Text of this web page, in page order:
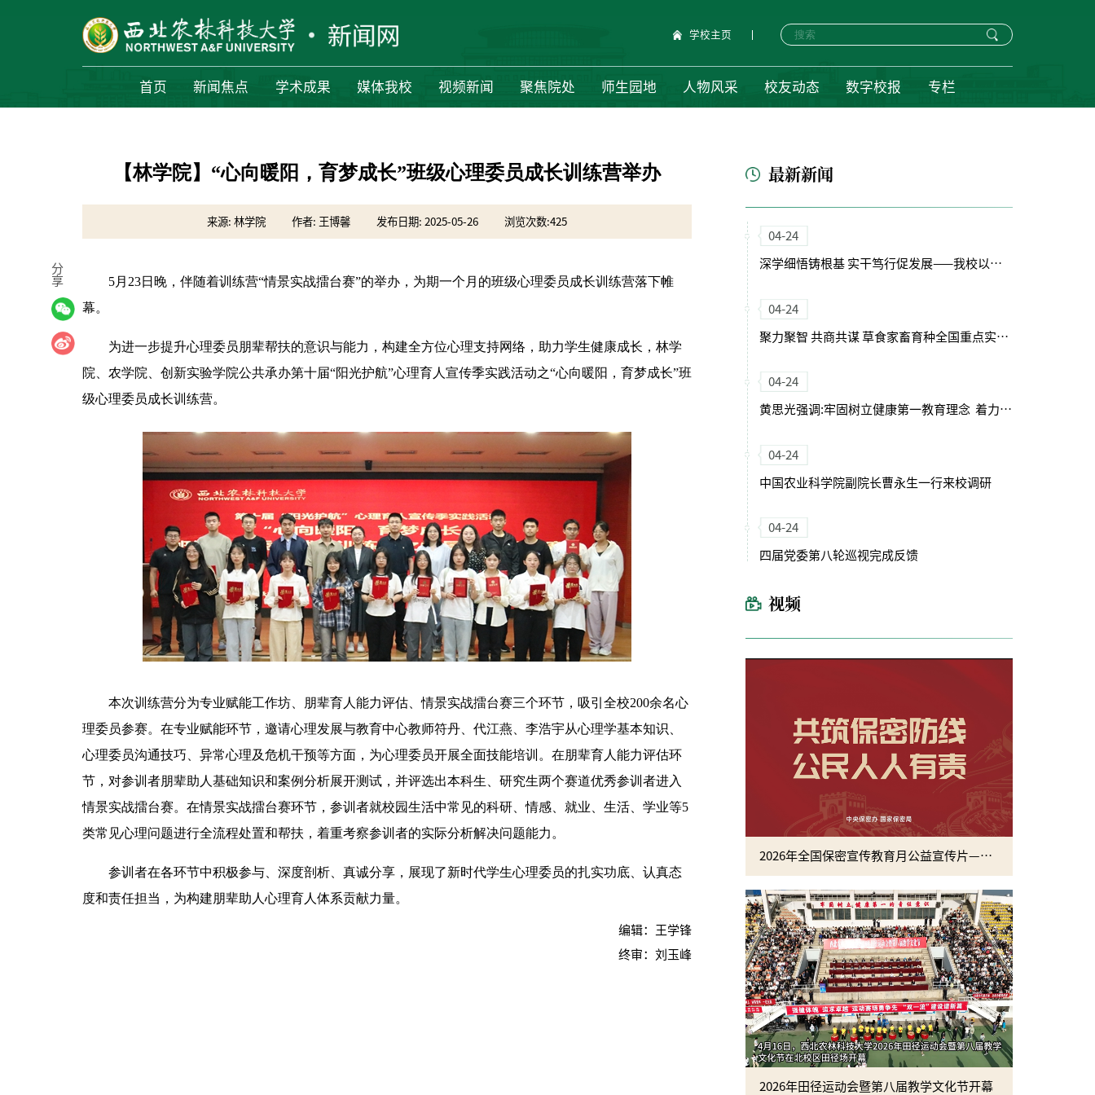
学校主页
首页 新闻焦点 学术成果 媒体我校 视频新闻 聚焦院处 师生园地 人物风采 校友动态 数字校报 专栏
【林学院】“心向暖阳，育梦成长”班级心理委员成长训练营举办
来源: 林学院 作者: 王博馨 发布日期: 2025-05-26 浏览次数:425
5月23日晚，伴随着训练营“情景实战擂台赛”的举办，为期一个月的班级心理委员成长训练营落下帷
幕。
为进一步提升心理委员朋辈帮扶的意识与能力，构建全方位心理支持网络，助力学生健康成长，林学
院、农学院、创新实验学院公共承办第十届“阳光护航”心理育人宣传季实践活动之“心向暖阳，育梦成长”班
级心理委员成长训练营。
本次训练营分为专业赋能工作坊、朋辈育人能力评估、情景实战擂台赛三个环节，吸引全校200余名心
理委员参赛。在专业赋能环节，邀请心理发展与教育中心教师符丹、代江燕、李浩宇从心理学基本知识、
心理委员沟通技巧、异常心理及危机干预等方面，为心理委员开展全面技能培训。在朋辈育人能力评估环
节，对参训者朋辈助人基础知识和案例分析展开测试，并评选出本科生、研究生两个赛道优秀参训者进入
情景实战擂台赛。在情景实战擂台赛环节，参训者就校园生活中常见的科研、情感、就业、生活、学业等5
类常见心理问题进行全流程处置和帮扶，着重考察参训者的实际分析解决问题能力。
参训者在各环节中积极参与、深度剖析、真诚分享，展现了新时代学生心理委员的扎实功底、认真态
度和责任担当，为构建朋辈助人心理育人体系贡献力量。
编辑：王学锋
终审：刘玉峰
分
享
最新新闻
04-24
深学细悟铸根基 实干笃行促发展——我校以正确政绩观引领“十五五”开局新征程
04-24
聚力聚智 共商共谋 草食家畜育种全国重点实验室（筹）学术委员会会议召开
04-24
黄思光强调:牢固树立健康第一教育理念 着力培养德智体美劳全面发展的卓越农林人才
04-24
中国农业科学院副院长曹永生一行来校调研
04-24
四届党委第八轮巡视完成反馈
视频
2026年全国保密宣传教育月公益宣传片—方寸之间
2026年田径运动会暨第八届教学文化节开幕